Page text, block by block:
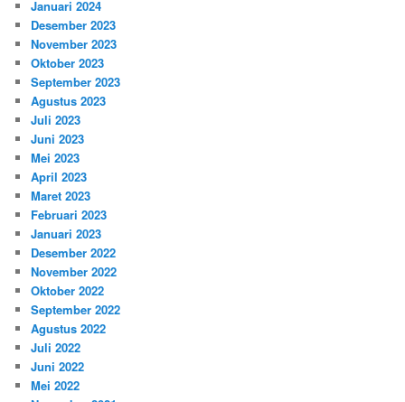
Januari 2024
Desember 2023
November 2023
Oktober 2023
September 2023
Agustus 2023
Juli 2023
Juni 2023
Mei 2023
April 2023
Maret 2023
Februari 2023
Januari 2023
Desember 2022
November 2022
Oktober 2022
September 2022
Agustus 2022
Juli 2022
Juni 2022
Mei 2022